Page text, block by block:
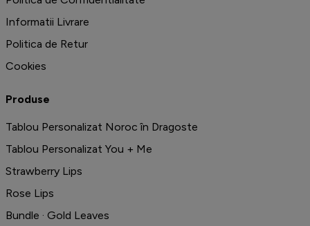
Informatii Livrare
Politica de Retur
Cookies
Produse
Tablou Personalizat Noroc în Dragoste
Tablou Personalizat You + Me
Strawberry Lips
Rose Lips
Bundle · Gold Leaves